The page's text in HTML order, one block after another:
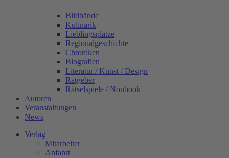
Bildbände
Kulinarik
Lieblingsplätze
Regionalgeschichte
Chroniken
Biografien
Literatur / Kunst / Design
Ratgeber
Rätselspiele / Nonbook
Autoren
Veranstaltungen
News
Verlag
Mitarbeiter
Anfahrt